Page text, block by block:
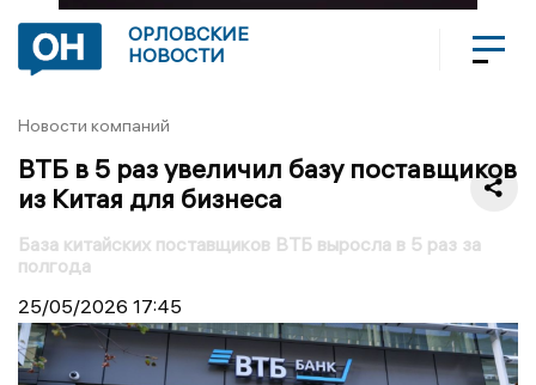
ОРЛОВСКИЕ
НОВОСТИ
Новости компаний
ВТБ в 5 раз увеличил базу поставщиков
из Китая для бизнеса
База китайских поставщиков ВТБ выросла в 5 раз за
полгода
25/05/2026 17:45